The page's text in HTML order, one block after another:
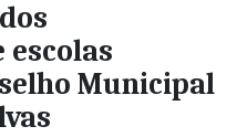
escolas
Municipal